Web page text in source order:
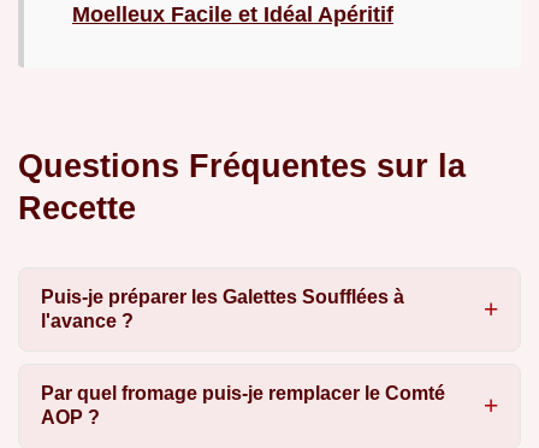
Moelleux Facile et Idéal Apéritif
Questions Fréquentes sur la
Recette
Puis-je préparer les Galettes Soufflées à
l'avance ?
Par quel fromage puis-je remplacer le Comté
AOP ?